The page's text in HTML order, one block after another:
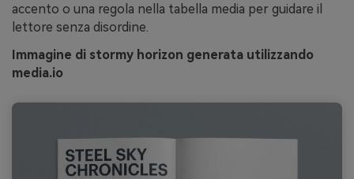
accento o una regola nella tabella media per guidare il
lettore senza disordine.
Immagine di stormy horizon generata utilizzando
media.io